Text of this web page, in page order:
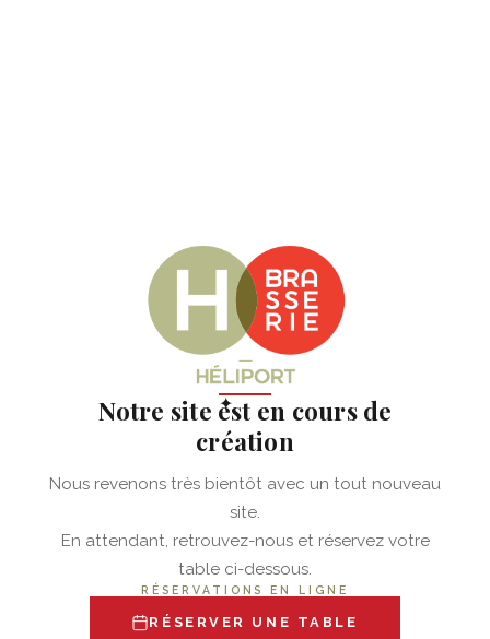
✦
Notre site est en cours de
création
Nous revenons très bientôt avec un tout nouveau
site.
En attendant, retrouvez-nous et réservez votre
table ci-dessous.
RÉSERVATIONS EN LIGNE
RÉSERVER UNE TABLE